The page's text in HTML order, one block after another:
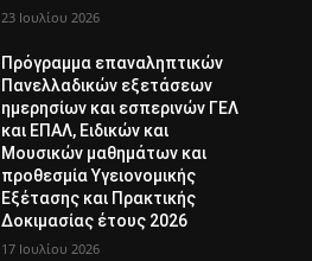
23 Ιουλίου 2026
Πρόγραμμα επαναληπτικών
Πανελλαδικών εξετάσεων
ημερησίων και εσπερινών ΓΕΛ
και ΕΠΑΛ, Ειδικών και
Μουσικών μαθημάτων και
προθεσμία Υγειονομικής
Εξέτασης και Πρακτικής
Δοκιμασίας έτους 2026
17 Ιουλίου 2026